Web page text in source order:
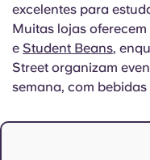
excelentes para
Muitas lojas
e Student Beans,
Street organizam
semana, com